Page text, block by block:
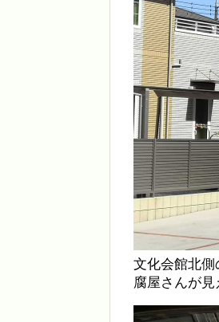
文化会館北
腐屋さんが見